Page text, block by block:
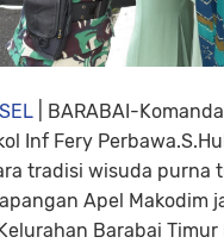
| BARABAI-
Inf Fery
tradisi wisuda purna
Apel Makodim
Barabai Timur